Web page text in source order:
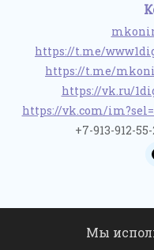
https://t.me/
https://t.me/
https://vk.ru/
https://vk.com/
+7-913-912-
© 2022-2026 1digit.ru /
Мы